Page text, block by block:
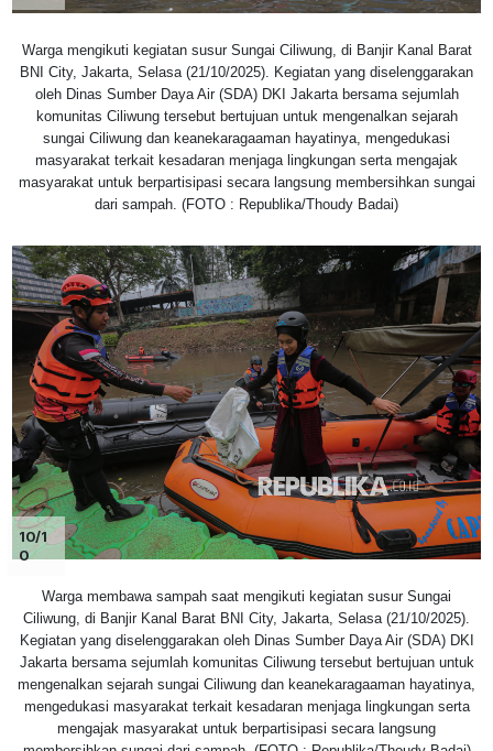
Warga mengikuti kegiatan susur Sungai Ciliwung, di Banjir Kanal Barat
BNI City, Jakarta, Selasa (21/10/2025). Kegiatan yang diselenggarakan
oleh Dinas Sumber Daya Air (SDA) DKI Jakarta bersama sejumlah
komunitas Ciliwung tersebut bertujuan untuk mengenalkan sejarah
sungai Ciliwung dan keanekaragaaman hayatinya, mengedukasi
masyarakat terkait kesadaran menjaga lingkungan serta mengajak
masyarakat untuk berpartisipasi secara langsung membersihkan sungai
dari sampah. (FOTO : Republika/Thoudy Badai)
10/1
0
Warga membawa sampah saat mengikuti kegiatan susur Sungai
Ciliwung, di Banjir Kanal Barat BNI City, Jakarta, Selasa (21/10/2025).
Kegiatan yang diselenggarakan oleh Dinas Sumber Daya Air (SDA) DKI
Jakarta bersama sejumlah komunitas Ciliwung tersebut bertujuan untuk
mengenalkan sejarah sungai Ciliwung dan keanekaragaaman hayatinya,
mengedukasi masyarakat terkait kesadaran menjaga lingkungan serta
mengajak masyarakat untuk berpartisipasi secara langsung